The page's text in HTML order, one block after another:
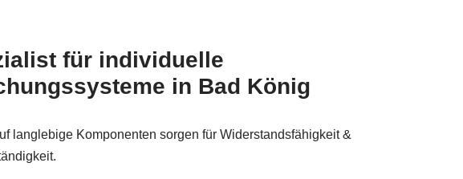
für individuelle
in Bad König
langlebige Komponenten sorgen für Widerstandsfähigkeit &